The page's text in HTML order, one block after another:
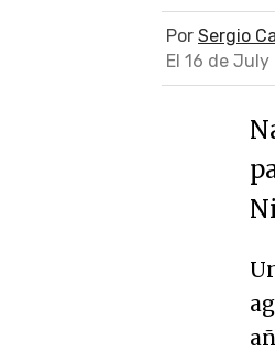
Por Sergio
El 16 de July